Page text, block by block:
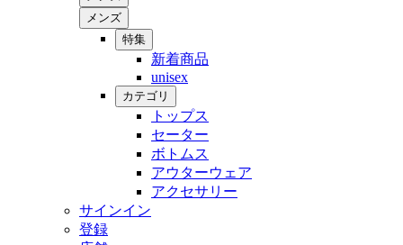
メンズ
特集
新着商品
unisex
カテゴリ
トップス
セーター
ボトムス
アウターウェア
アクセサリー
サインイン
登録